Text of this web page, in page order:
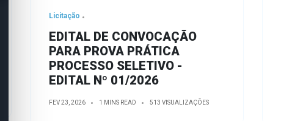
Licitação
EDITAL DE CONVOCAÇÃO
PARA PROVA PRÁTICA
PROCESSO SELETIVO -
EDITAL Nº 01/2026
FEV 23, 2026 1 MINS READ 513 VISUALIZAÇÕES